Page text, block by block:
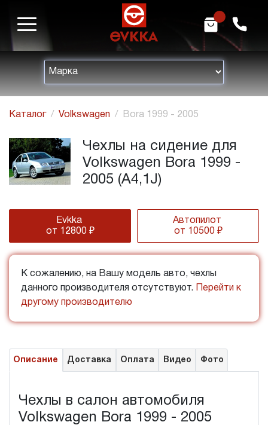
h m
Каталог Volkswagen Bora 1999 - 2005
Чехлы на сидение для
Volkswagen Bora 1999 -
2005 (A4,1J)
Evkka
от 12800 ₽
Автопилот
от 10500 ₽
К сожалению, на Вашу модель авто, чехлы
данного производителя отсутствуют.
Перейти к
другому производителю
Описание Доставка Оплата Видео Фото
Чехлы в салон автомобиля
Volkswagen Bora 1999 - 2005